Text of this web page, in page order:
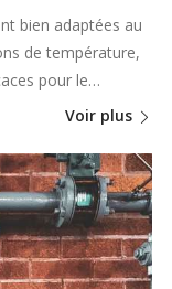
bien adaptées au
de température,
pour le…
Voir plus